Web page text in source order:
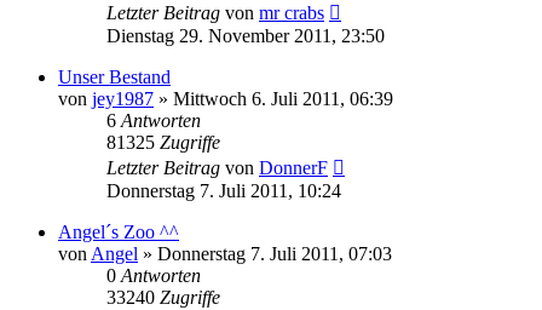
Letzter Beitrag von mr crabs
Dienstag 29. November 2011, 23:50
Unser Bestand
von jey1987 » Mittwoch 6. Juli 2011, 06:39
6 Antworten
81325 Zugriffe
Letzter Beitrag von DonnerF
Donnerstag 7. Juli 2011, 10:24
Angel´s Zoo ^^
von Angel » Donnerstag 7. Juli 2011, 07:03
0 Antworten
33240 Zugriffe